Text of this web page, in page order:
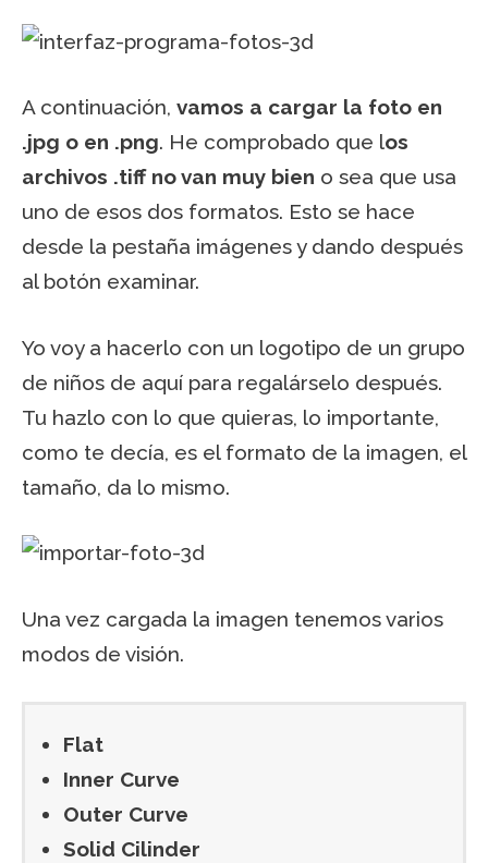
A continuación, vamos a cargar la foto en
.jpg o en .png. He comprobado que los
archivos .tiff no van muy bien o sea que usa
uno de esos dos formatos. Esto se hace
desde la pestaña imágenes y dando después
al botón examinar.
Yo voy a hacerlo con un logotipo de un grupo
de niños de aquí para regalárselo después.
Tu hazlo con lo que quieras, lo importante,
como te decía, es el formato de la imagen, el
tamaño, da lo mismo.
Una vez cargada la imagen tenemos varios
modos de visión.
Flat
Inner Curve
Outer Curve
Solid Cilinder